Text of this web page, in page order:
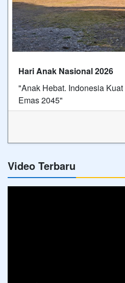
Hari Anak Nasional 2026
"Anak Hebat. Indonesia
Emas 2045"
Video Terbaru